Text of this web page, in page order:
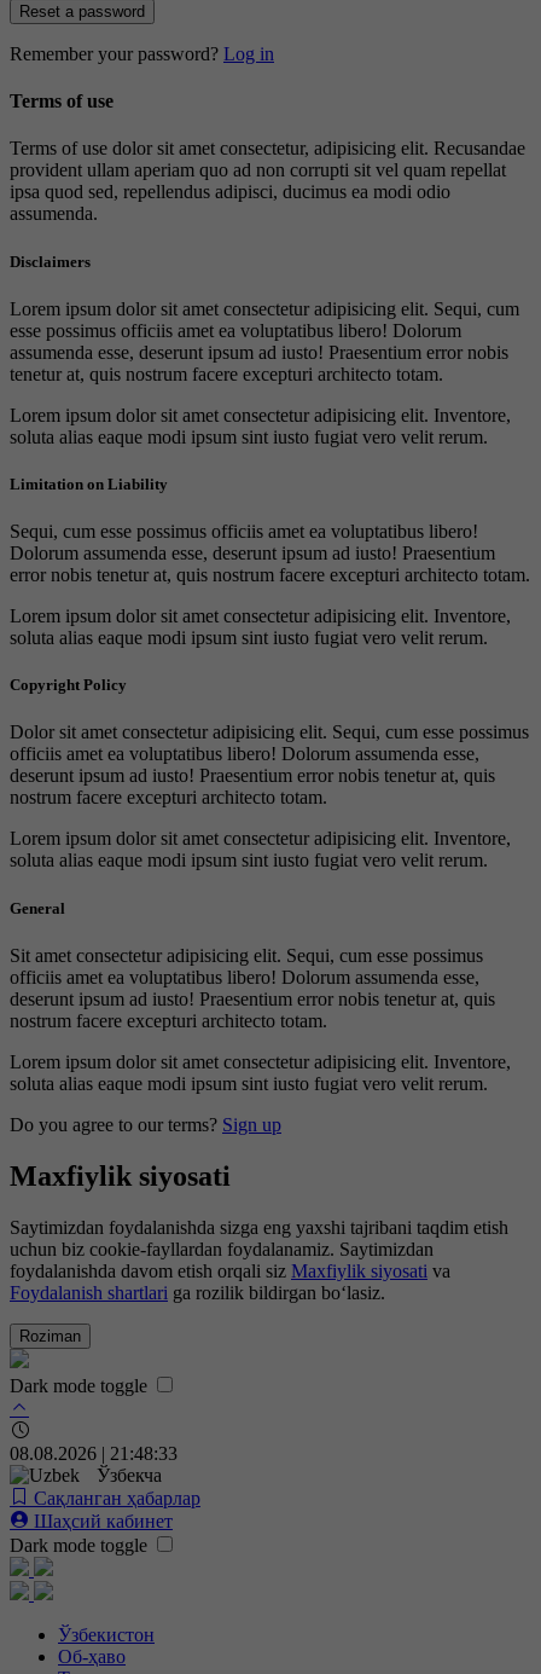
Reset a password
Remember your password? Log in
Terms of use
Terms of use dolor sit amet consectetur, adipisicing elit. Recusandae
provident ullam aperiam quo ad non corrupti sit vel quam repellat
ipsa quod sed, repellendus adipisci, ducimus ea modi odio
assumenda.
Disclaimers
Lorem ipsum dolor sit amet consectetur adipisicing elit. Sequi, cum
esse possimus officiis amet ea voluptatibus libero! Dolorum
assumenda esse, deserunt ipsum ad iusto! Praesentium error nobis
tenetur at, quis nostrum facere excepturi architecto totam.
Lorem ipsum dolor sit amet consectetur adipisicing elit. Inventore,
soluta alias eaque modi ipsum sint iusto fugiat vero velit rerum.
Limitation on Liability
Sequi, cum esse possimus officiis amet ea voluptatibus libero!
Dolorum assumenda esse, deserunt ipsum ad iusto! Praesentium
error nobis tenetur at, quis nostrum facere excepturi architecto totam.
Lorem ipsum dolor sit amet consectetur adipisicing elit. Inventore,
soluta alias eaque modi ipsum sint iusto fugiat vero velit rerum.
Copyright Policy
Dolor sit amet consectetur adipisicing elit. Sequi, cum esse possimus
officiis amet ea voluptatibus libero! Dolorum assumenda esse,
deserunt ipsum ad iusto! Praesentium error nobis tenetur at, quis
nostrum facere excepturi architecto totam.
Lorem ipsum dolor sit amet consectetur adipisicing elit. Inventore,
soluta alias eaque modi ipsum sint iusto fugiat vero velit rerum.
General
Sit amet consectetur adipisicing elit. Sequi, cum esse possimus
officiis amet ea voluptatibus libero! Dolorum assumenda esse,
deserunt ipsum ad iusto! Praesentium error nobis tenetur at, quis
nostrum facere excepturi architecto totam.
Lorem ipsum dolor sit amet consectetur adipisicing elit. Inventore,
soluta alias eaque modi ipsum sint iusto fugiat vero velit rerum.
Do you agree to our terms? Sign up
Maxfiylik siyosati
Saytimizdan foydalanishda sizga eng yaxshi tajribani taqdim etish
uchun biz cookie-fayllardan foydalanamiz. Saytimizdan
foydalanishda davom etish orqali siz Maxfiylik siyosati va
Foydalanish shartlari ga rozilik bildirgan bo‘lasiz.
Roziman
Dark mode toggle
08.08.2026 | 21:48:34
Ўзбекча
Сақланган ҳабарлар
Шаҳсий кабинет
Dark mode toggle
Ўзбекистон
Об-ҳаво